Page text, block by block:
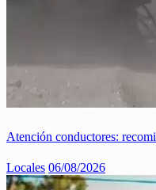
Atención conductores:
Locales 06/08/2026